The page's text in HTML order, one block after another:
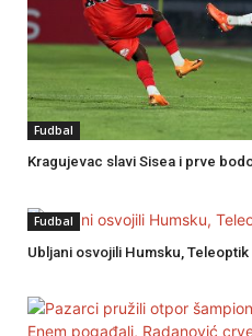
Fudbal
Kragujevac slavi Sisea i prve
Fudbal
Ubljani osvojili Humsku, Teleoptik